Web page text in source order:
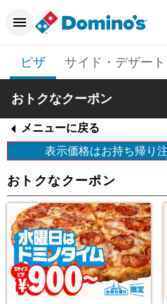
ピザ
おトクなクーポン
サイド・デザート
メニューに戻る
表示価格はお持ち帰り
おトクなクーポン